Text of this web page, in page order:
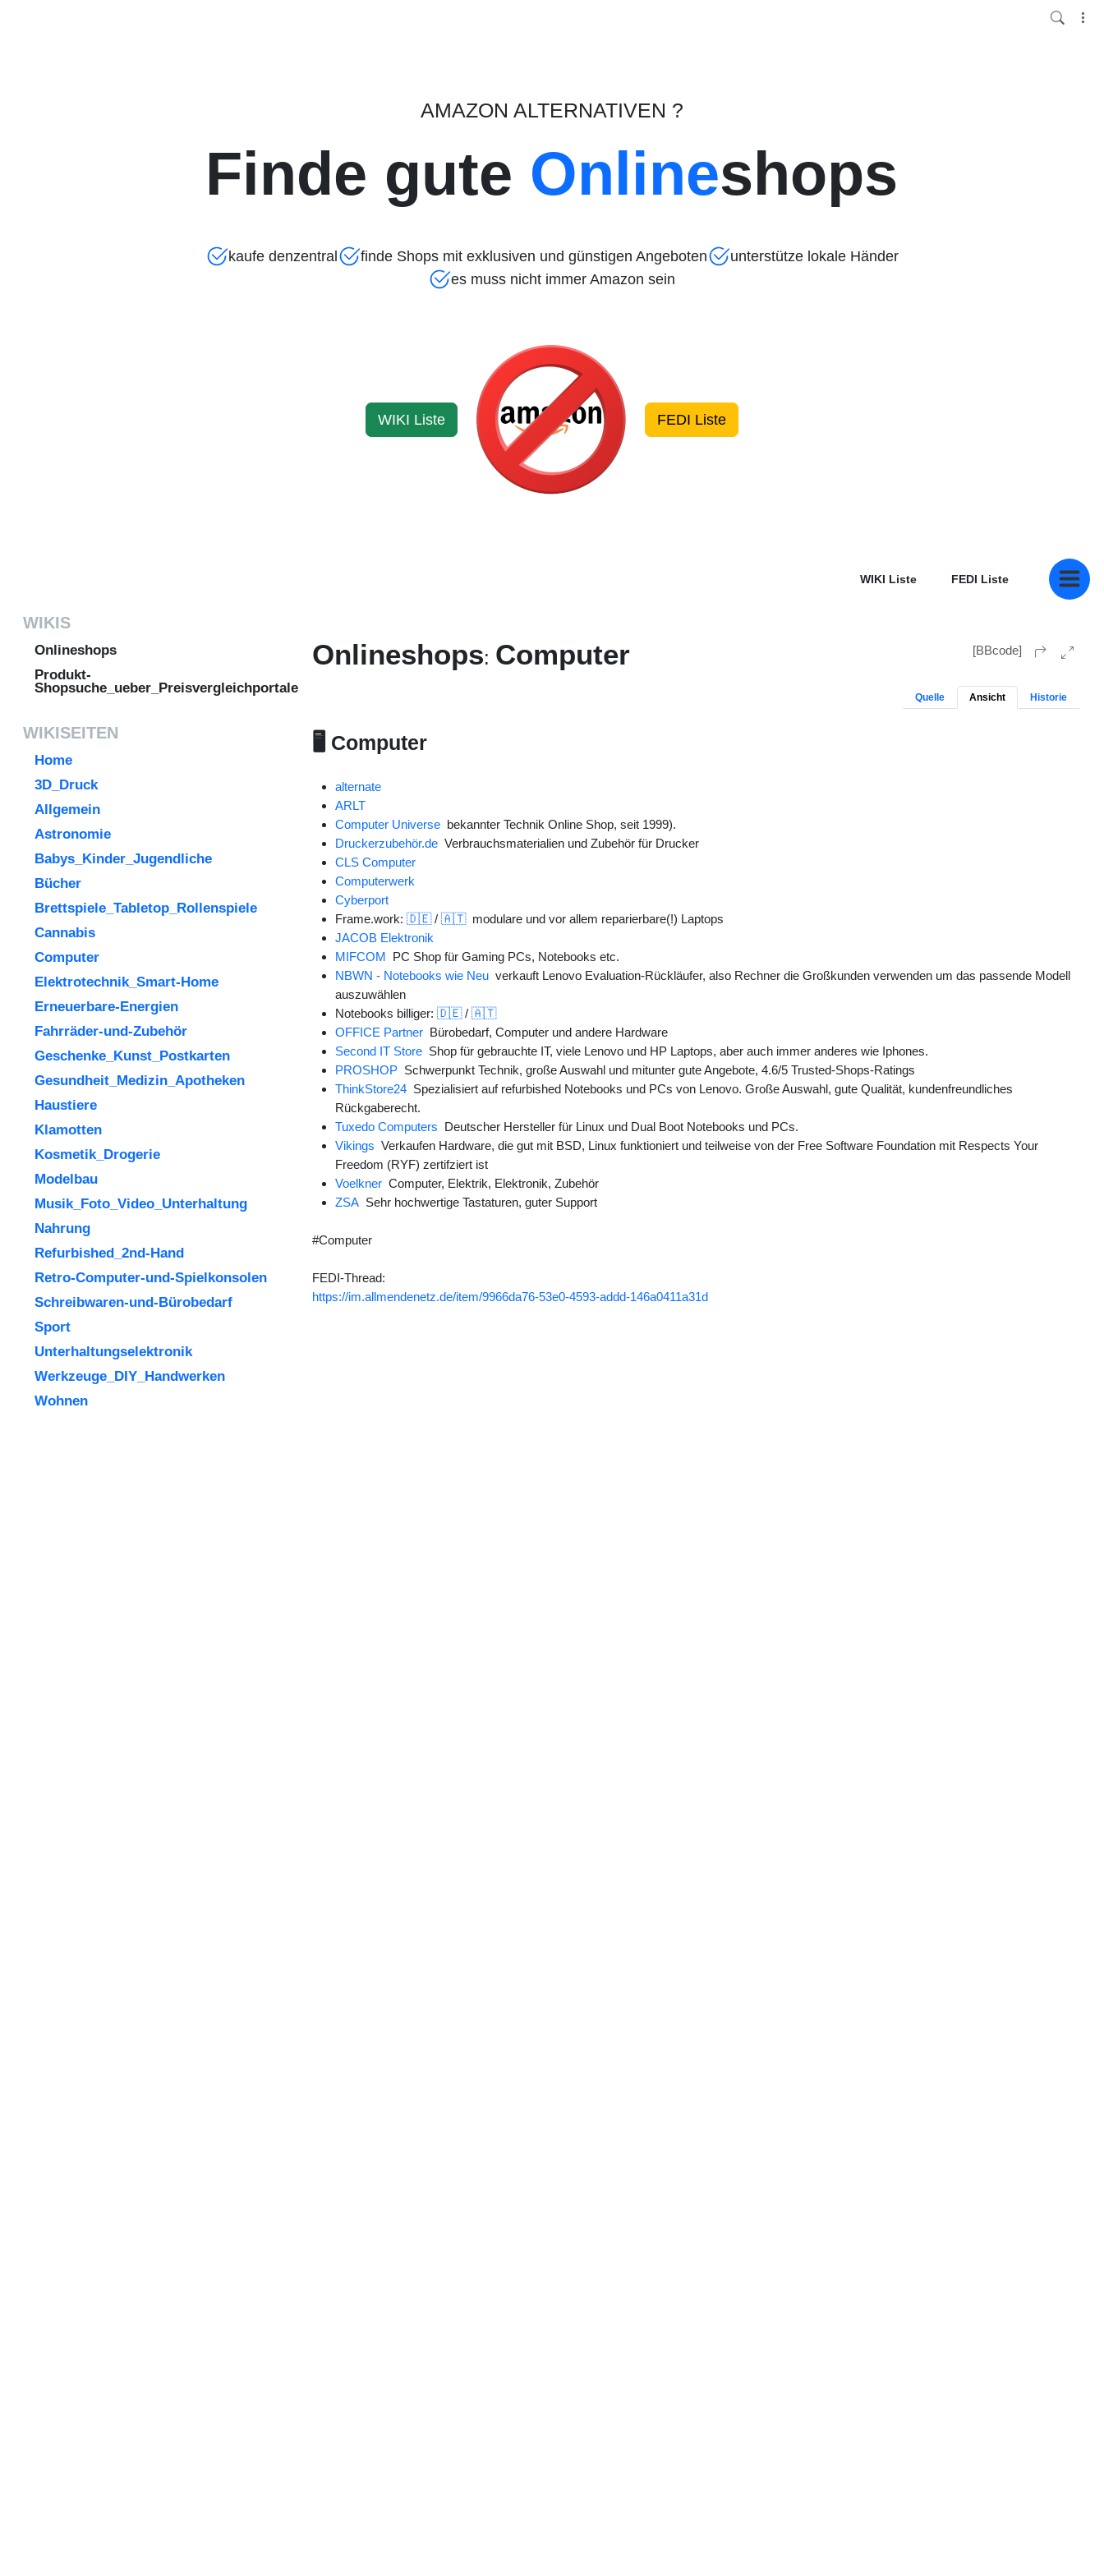
AMAZON ALTERNATIVEN ?
Finde gute Onlineshops
kaufe denzentral finde Shops mit exklusiven und günstigen Angeboten
unterstütze lokale Händer
es muss nicht immer Amazon sein
WIKI Liste FEDI Liste
WIKI Liste FEDI Liste
WIKIS
Onlineshops
Produkt-
Shopsuche_ueber_Preisvergleichportale
WIKISEITEN
Home
3D_Druck
Allgemein
Astronomie
Babys_Kinder_Jugendliche
Bücher
Brettspiele_Tabletop_Rollenspiele
Cannabis
Computer
Elektrotechnik_Smart-Home
Erneuerbare-Energien
Fahrräder-und-Zubehör
Geschenke_Kunst_Postkarten
Gesundheit_Medizin_Apotheken
Haustiere
Klamotten
Kosmetik_Drogerie
Modelbau
Musik_Foto_Video_Unterhaltung
Nahrung
Refurbished_2nd-Hand
Retro-Computer-und-Spielkonsolen
Schreibwaren-und-Bürobedarf
Sport
Unterhaltungselektronik
Werkzeuge_DIY_Handwerken
Wohnen
[BBcode]
Onlineshops: Computer
Quelle Ansicht Historie
🖥️ Computer
alternate
ARLT
Computer Universebekannter Technik Online Shop, seit 1999).
Druckerzubehör.deVerbrauchsmaterialien und Zubehör für Drucker
CLS Computer
Computerwerk
Cyberport
Frame.work: 🇩🇪/ 🇦🇹modulare und vor allem reparierbare(!) Laptops
JACOB Elektronik
MIFCOM PC Shop für Gaming PCs, Notebooks etc.
NBWN - Notebooks wie Neuverkauft Lenovo Evaluation-Rückläufer, also Rechner die Großkunden verwenden um das passende Modell
auszuwählen
Notebooks billiger: 🇩🇪/ 🇦🇹
OFFICE PartnerBürobedarf, Computer und andere Hardware
Second IT StoreShop für gebrauchte IT, viele Lenovo und HP Laptops, aber auch immer anderes wie Iphones.
PROSHOPSchwerpunkt Technik, große Auswahl und mitunter gute Angebote, 4.6/5 Trusted-Shops-Ratings
ThinkStore24Spezialisiert auf refurbished Notebooks und PCs von Lenovo. Große Auswahl, gute Qualität, kundenfreundliches
Rückgaberecht.
Tuxedo Computers Deutscher Hersteller für Linux und Dual Boot Notebooks und PCs.
Vikings Verkaufen Hardware, die gut mit BSD, Linux funktioniert und teilweise von der Free Software Foundation mit Respects Your
Freedom (RYF) zertifziert ist
VoelknerComputer, Elektrik, Elektronik, Zubehör
ZSASehr hochwertige Tastaturen, guter Support
#Computer
FEDI-Thread:
https://im.allmendenetz.de/item/9966da76-53e0-4593-addd-146a0411a31d